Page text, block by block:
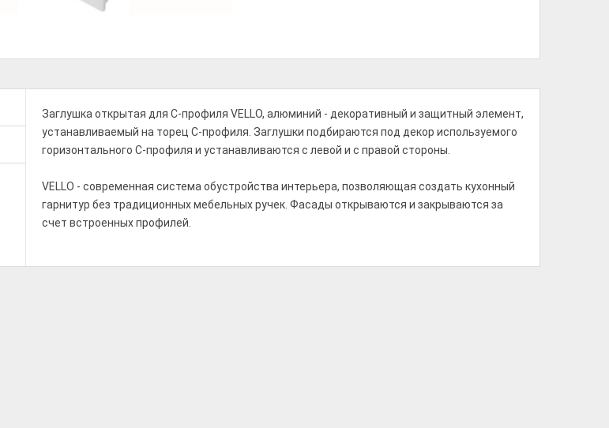
Заглушка открытая для C-профиля VELLO, алюминий - декоративный и защитный элемент,
устанавливаемый на торец C-профиля. Заглушки подбираются под декор используемого
горизонтального C-профиля и устанавливаются с левой и с правой стороны.
VELLO - современная система обустройства интерьера, позволяющая создать кухонный
гарнитур без традиционных мебельных ручек. Фасады открываются и закрываются за
счет встроенных профилей.